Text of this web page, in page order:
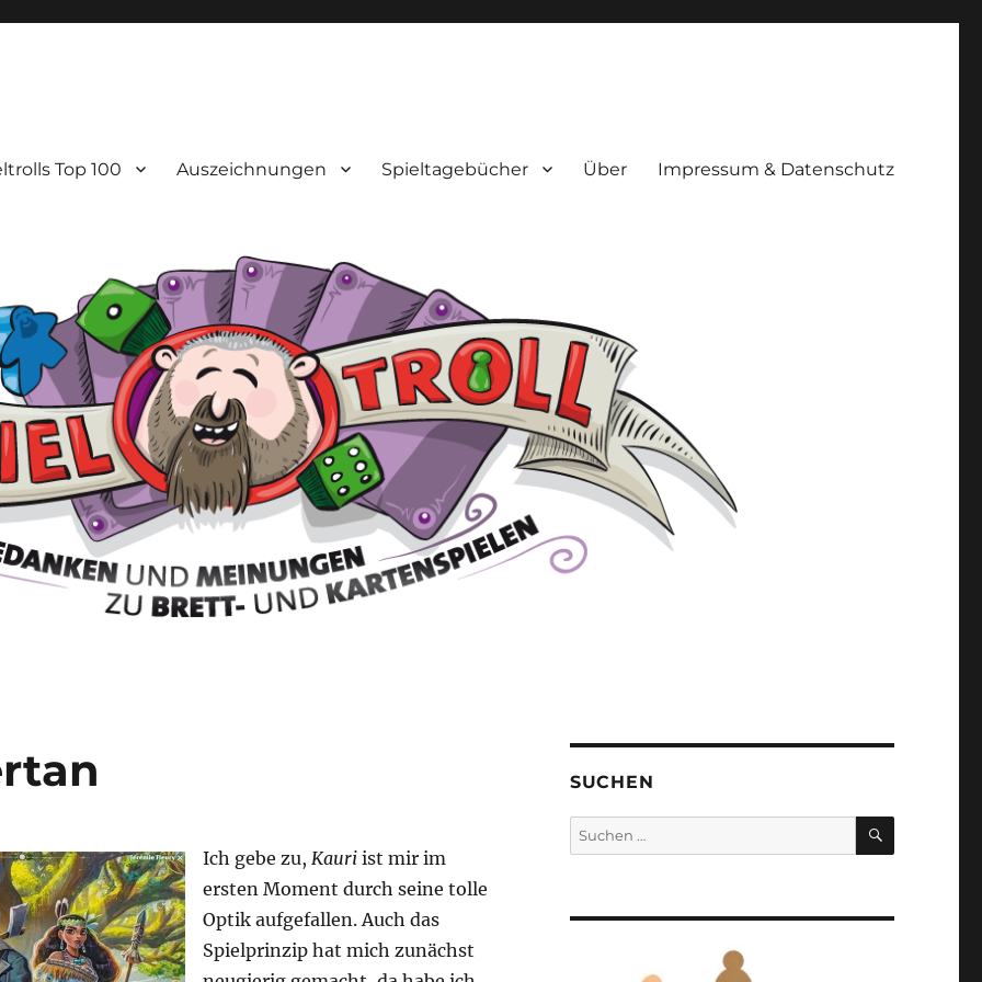
Top 100 Auszeichnungen Spieltagebücher Über Impressum & Datenschutz
Ich gebe zu, Kauriist mir im
ersten Moment durch seine tolle
Optik aufgefallen. Auch das
Spielprinzip hat mich zunächst
SUCHEN
Suchen
nach:
SUCHEN